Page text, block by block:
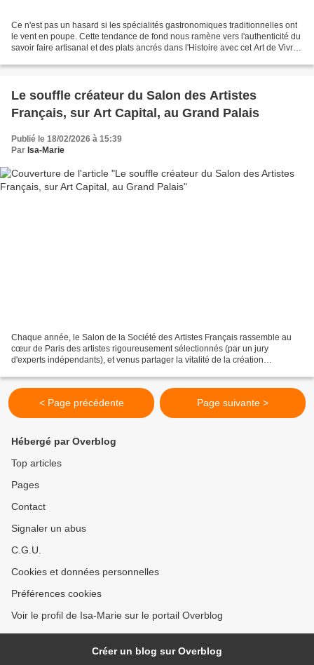
Ce n'est pas un hasard si les spécialités gastronomiques traditionnelles ont
le vent en poupe. Cette tendance de fond nous ramène vers l'authenticité du
savoir faire artisanal et des plats ancrés dans l'Histoire avec cet Art de Vivre
Le souffle créateur du Salon des Artistes
Français, sur Art Capital, au Grand Palais
Publié le 18/02/2026 à 15:39
Par Isa-Marie
Chaque année, le Salon de la Société des Artistes Français rassemble au
cœur de Paris des artistes rigoureusement sélectionnés (par un jury
d'experts indépendants), et venus partager la vitalité de la création
< Page précédente Page suivante >
Hébergé par Overblog
Top articles
Pages
Contact
Signaler un abus
C.G.U.
Cookies et données personnelles
Préférences cookies
Voir le profil de Isa-Marie sur le portail Overblog
Créer un blog sur Overblog